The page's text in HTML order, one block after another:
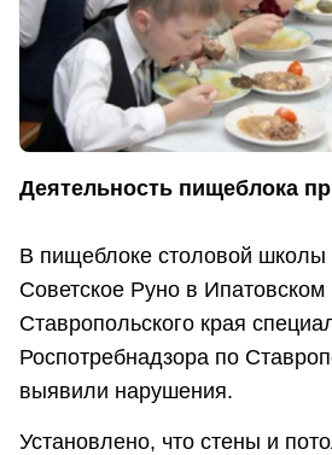
Деятельность пищеблока
В пищеблоке столовой
Советское Руно в Ипатовском
Ставропольского края
Роспотребнадзора по
выявили нарушения.
Установлено, что стены и